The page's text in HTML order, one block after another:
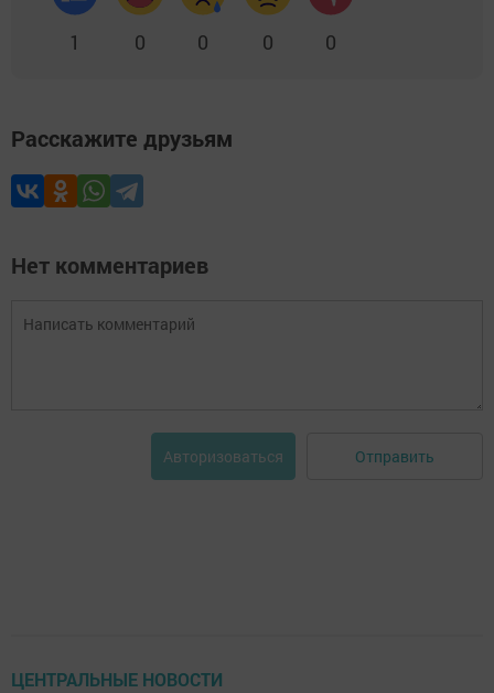
1 0 0 0 0
Расскажите друзьям
Нет комментариев
Авторизоваться Отправить
ЦЕНТРАЛЬНЫЕ НОВОСТИ